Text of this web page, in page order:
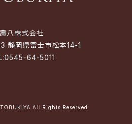
壽八株式会社
静岡県富士市松本14-1
0545-64-5011
All Rights Reserved.